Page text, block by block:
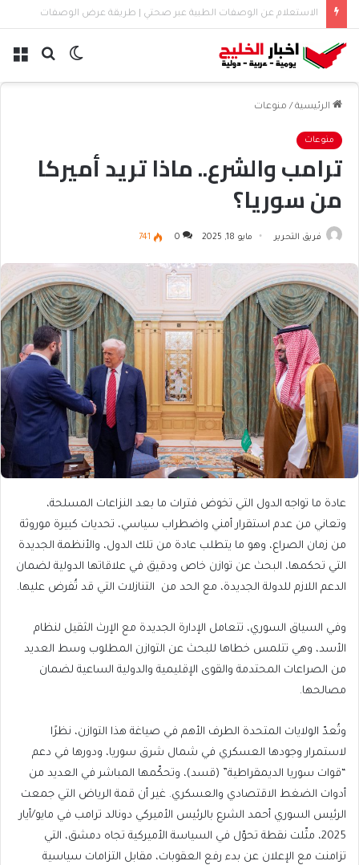
إصدار إجازة مرضية إلكترونيًا عبر صحتي | الخطوات والشروط
بحث الوضع
الرئيسية / منوعات
منوعات
ترامب والشرع.. ماذا تريد أميركا
من سوريا؟
فريق التحرير مايو 18, 2025 0
741
عادة ما تواجه الدول التي تخوض فترات ما بعد النزاعات المسلحة،
وتعاني من عدم استقرار أمني واضطراب سياسي، تحديات كبيرة موروثة
من زمان الصراع، وهو ما يتطلب عادة من تلك الدول، والأنظمة الجديدة
التي تحكمها، البحث عن توازن خاص ودقيق في علاقاتها الدولية لضمان
الدعم اللازم للدولة الجديدة، مع الحد من التنازلات التي قد تُفرض عليها.
وفي السياق السوري، تتعامل الإدارة الجديدة مع الإرث الثقيل لنظام
الأسد، وهي تتلمس خطاها للبحث عن التوازن المطلوب وسط العديد
من الصراعات المحتدمة والقوى الإقليمية والدولية الساعية لضمان
مصالحها.
وتُعدّ الولايات المتحدة الطرف الأهم في صياغة هذا التوازن، نظرًا
لاستمرار وجودها العسكري في شمال شرق سوريا، ودورها في دعم
“قوات سوريا الديمقراطية” (قسد)، وتحكّمها المباشر في العديد من
أدوات الضغط الاقتصادي والعسكري. غير أن قمة الرياض التي جمعت
الرئيس السوري أحمد الشرع بالرئيس الأميركي دونالد ترامب في مايو/أيار
2025، مثّلت نقطة تحوّل في السياسة الأميركية تجاه دمشق، التي
تزامنت مع الإعلان عن بدء رفع العقوبات، مقابل التزامات سياسية